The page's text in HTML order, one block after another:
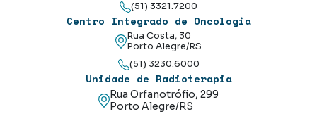
(51) 3321.7200
Centro Integrado de Oncologia
Rua Costa, 30
Porto Alegre/RS
(51) 3230.6000
Unidade de Radioterapia
Rua Orfanotrófio, 299
Porto Alegre/RS